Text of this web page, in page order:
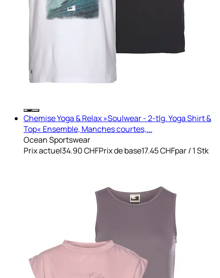
Chemise Yoga & Relax »Soulwear - 2-tlg. Yoga Shirt &
Top« Ensemble, Manches courtes,...
Ocean Sportswear
Prix actuel34.90 CHFPrix de base17.45 CHFpar/ 1 Stk